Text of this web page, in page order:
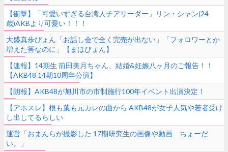
【衝撃】「可愛いすぎる台湾人チアリーダー」リン・シャン(24
歳)AKBより可愛い！！！
大盛真歩ぴょん「お話し会で全く完売が出ない」「フォロワーとか
増えた筈なのに」【まほぴょん】
【速報】14期生 前田美月ちゃん、結婚&妊娠八ヶ月のご報告！！
【AKB48 14期10周年公演】
【朗報】AKB48が旭川市の市制施行100年イベント出演決定！
【アホスレ】根も葉も元カレの曲から AKB48が女子人気や若者受け
し出してるらしい
運営「おまんらが撮影した 17期研究生の画像や動画 ちょーだ
い。」